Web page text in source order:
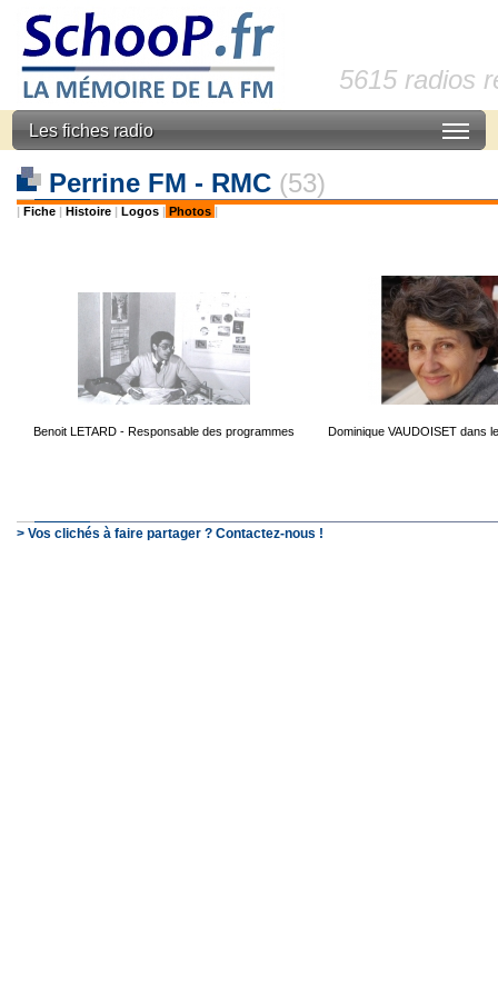
5615 radios
Les fiches radio
Perrine FM - RMC (53)
| Fiche | Histoire | Logos | Photos |
Benoit LETARD - Responsable des programmes Dominique VAUDOISET dans
> Vos clichés à faire partager ? Contactez-nous !